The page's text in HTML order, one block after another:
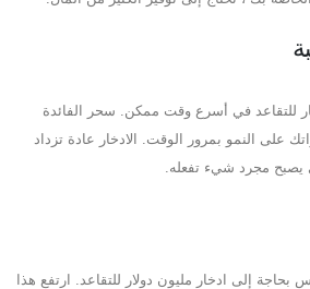
للتقاعد في أسرع وقت ممكن. سحر الفائدة
على النمو بمرور الوقت. الادخار عادة تزداد
يصبح مجرد شيء تفعله.
بحاجة إلى ادخار مليون دولار للتقاعد. ارتفع هذا